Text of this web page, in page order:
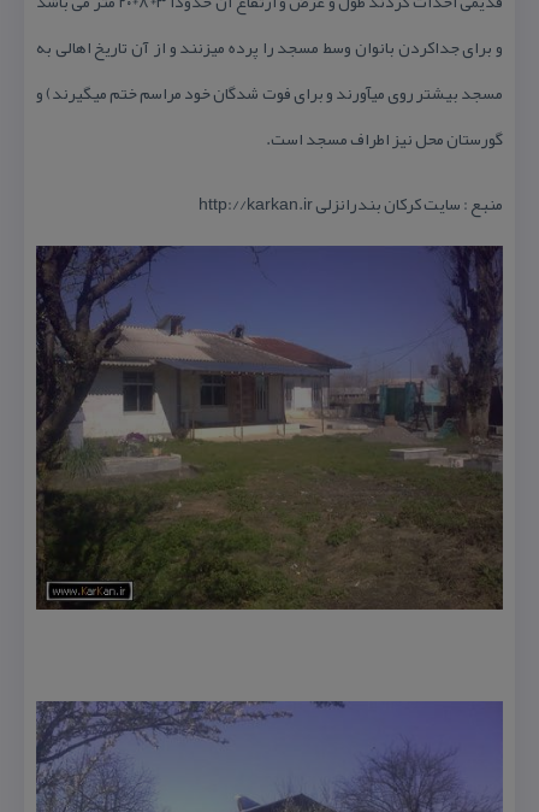
و برای جداكردن بانوان وسط مسجد را پرده میزنند و از آن تاریخ اهالی به
مسجد بیشتر روی میآورند و برای فوت شدگان خود مراسم ختم میگیرند) و
گورستان محل نیز اطراف مسجد است.
منبع : سایت كركان بندرانزلی http://karkan.ir